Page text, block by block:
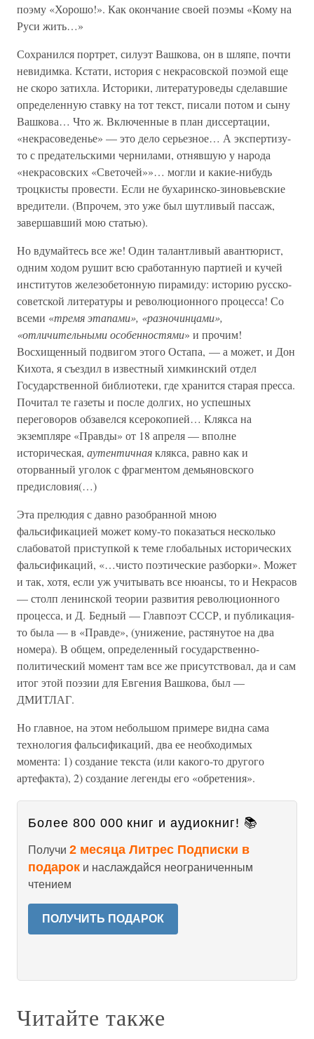
поэму «Хорошо!». Как окончание своей поэмы «Кому на
Руси жить…»
Сохранился портрет, силуэт Вашкова, он в шляпе, почти
невидимка. Кстати, история с некрасовской поэмой еще
не скоро затихла. Историки, литературоведы сделавшие
определенную ставку на тот текст, писали потом и сыну
Вашкова… Что ж. Включенные в план диссертации,
«некрасоведенье» — это дело серьезное… А экспертизу-
то с предательскими чернилами, отнявшую у народа
«некрасовских «Светочей»»… могли и какие-нибудь
троцкисты провести. Если не бухаринско-зиновьевские
вредители. (Впрочем, это уже был шутливый пассаж,
завершавший мою статью).
Но вдумайтесь все же! Один талантливый авантюрист,
одним ходом рушит всю сработанную партией и кучей
институтов железобетонную пирамиду: историю русско-
советской литературы и революционного процесса! Со
всеми «тремя этапами», «разночинцами»,
«отличительными особенностями» и прочим!
Восхищенный подвигом этого Остапа, — а может, и Дон
Кихота, я съездил в известный химкинский отдел
Государственной библиотеки, где хранится старая пресса.
Почитал те газеты и после долгих, но успешных
переговоров обзавелся ксерокопией… Клякса на
экземпляре «Правды» от 18 апреля — вполне
историческая, аутентичнаяклякса, равно как и
оторванный уголок с фрагментом демьяновского
предисловия(…)
Эта прелюдия с давно разобранной мною
фальсификацией может кому-то показаться несколько
слабоватой приступкой к теме глобальных исторических
фальсификаций, «…чисто поэтические разборки». Может
и так, хотя, если уж учитывать все нюансы, то и Некрасов
— столп ленинской теории развития революционного
процесса, и Д. Бедный — Главпоэт СССР, и публикация-
то была — в «Правде», (унижение, растянутое на два
номера). В общем, определенный государственно-
политический момент там все же присутствовал, да и сам
итог этой поэзии для Евгения Вашкова, был —
ДМИТЛАГ.
Но главное, на этом небольшом примере видна сама
технология фальсификаций, два ее необходимых
момента: 1) создание текста (или какого-то другого
артефакта), 2) создание легенды его «обретения».
Более 800 000 книг и аудиокниг! 📚
Получи 2 месяца Литрес Подписки в
подарок и наслаждайся неограниченным
чтением
ПОЛУЧИТЬ ПОДАРОК
Читайте также